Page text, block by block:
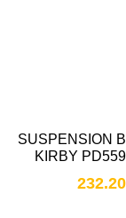
SUSPENSION
KIRBY
232.20